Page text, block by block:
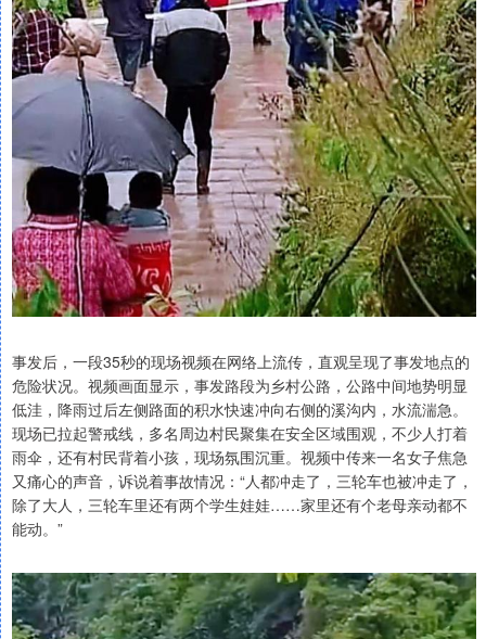
事发后，一段35秒的现场视频在网络上流传，直观呈现了事发地点的
危险状况。视频画面显示，事发路段为乡村公路，公路中间地势明显
低洼，降雨过后左侧路面的积水快速冲向右侧的溪沟内，水流湍急。
现场已拉起警戒线，多名周边村民聚集在安全区域围观，不少人打着
雨伞，还有村民背着小孩，现场氛围沉重。视频中传来一名女子焦急
又痛心的声音，诉说着事故情况：“人都冲走了，三轮车也被冲走了，
除了大人，三轮车里还有两个学生娃娃……家里还有个老母亲动都不
能动。”